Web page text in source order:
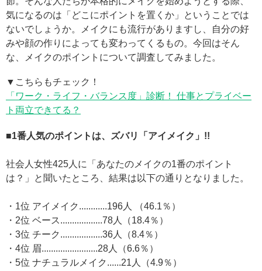
気になるのは「どこにポイントを置くか」ということでは
ないでしょうか。メイクにも流行がありますし、自分の好
みや顔の作りによっても変わってくるもの。今回はそん
な、メイクのポイントについて調査してみました。
▼こちらもチェック！
「ワーク・ライフ・バランス度」診断！ 仕事とプライベー
ト両立できてる？
■1番人気のポイントは、ズバリ「アイメイク」!!
社会人女性425人に「あなたのメイクの1番のポイント
は？」と聞いたところ、結果は以下の通りとなりました。
・1位 アイメイク............196人 （46.1％）
・2位 ベース..................78人（18.4％）
・3位 チーク..................36人（8.4％）
・4位 眉........................28人（6.6％）
・5位 ナチュラルメイク......21人（4.9％）